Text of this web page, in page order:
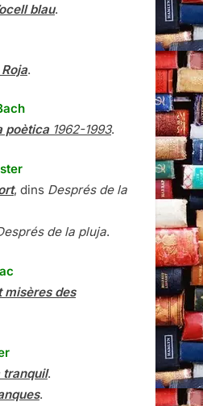
blau.
.
poètica1962-1993.
, dins Després de la
de la pluja.
misères des
tranquil.
.